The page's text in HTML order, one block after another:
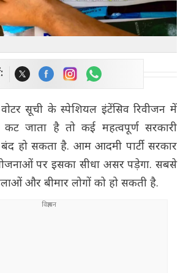
सूची के स्पेशियल इंटेंसिव रिवीजन में
जाता है तो कई महत्वपूर्ण सरकारी
हो सकता है. आम आदमी पार्टी सरकार
पर इसका सीधा असर पड़ेगा. सबसे
और बीमार लोगों को हो सकती है.